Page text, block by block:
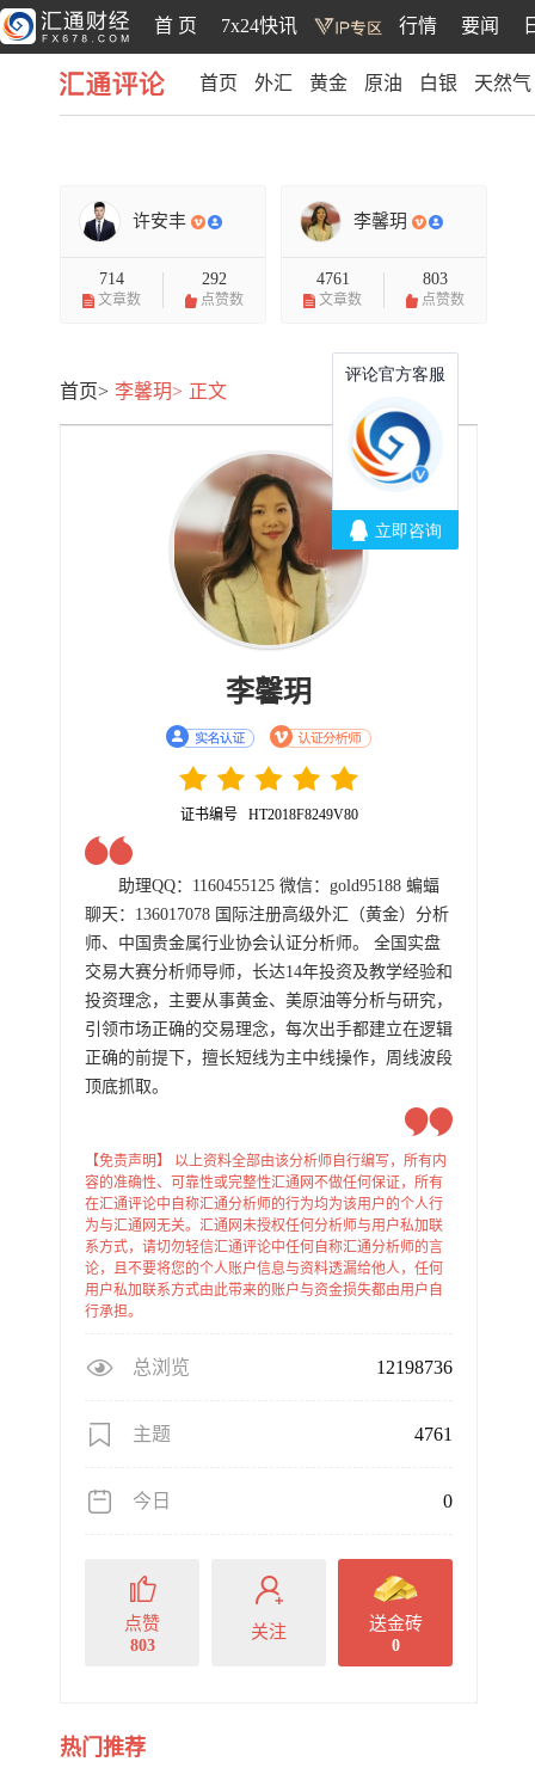
首 页 7x24快讯 行情 要闻
首页 外汇 黄金 原油 白银 天然气
许安丰
714
文章数
292
点赞数
李馨玥
4761
文章数
803
点赞数
首页> 李馨玥> 正文
李馨玥
证书编号 HT2018F8249V80
助理QQ：1160455125 微信：gold95188 蝙蝠
聊天：136017078 国际注册高级外汇（黄金）分析
师、中国贵金属行业协会认证分析师。 全国实盘
交易大赛分析师导师，长达14年投资及教学经验和
投资理念，主要从事黄金、美原油等分析与研究，
引领市场正确的交易理念，每次出手都建立在逻辑
正确的前提下，擅长短线为主中线操作，周线波段
顶底抓取。
【免责声明】 以上资料全部由该分析师自行编写，所有内
容的准确性、可靠性或完整性汇通网不做任何保证，所有
在汇通评论中自称汇通分析师的行为均为该用户的个人行
为与汇通网无关。汇通网未授权任何分析师与用户私加联
系方式，请切勿轻信汇通评论中任何自称汇通分析师的言
论，且不要将您的个人账户信息与资料透漏给他人，任何
用户私加联系方式由此带来的账户与资金损失都由用户自
行承担。
总浏览 12198736
主题 4761
今日 0
点赞
803
关注 送金砖
0
热门推荐